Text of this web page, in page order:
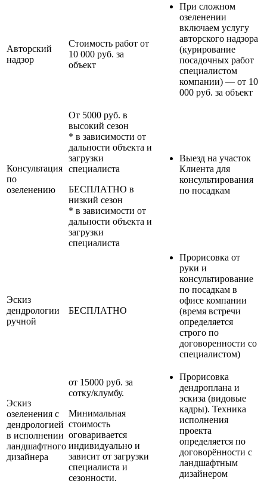
Авторский
надзор
Стоимость работ от
10 000 руб. за
объект
При сложном
озеленении
включаем услугу
авторского надзора
(курирование
посадочных работ
специалистом
компании) — от 10
000 руб. за объект
Консультация
по
озеленению
От 5000 руб. в
высокий сезон
* в зависимости от
дальности объекта и
загрузки
специалиста
БЕСПЛАТНО в
низкий сезон
* в зависимости от
дальности объекта и
загрузки
специалиста
Выезд на участок
Клиента для
консультирования
по посадкам
Эскиз
дендрологии
ручной
БЕСПЛАТНО
Прорисовка от
руки и
консультирование
по посадкам в
офисе компании
(время встречи
определяется
строго по
договоренности со
специалистом)
Эскиз
озеленения с
дендрологией
в исполнении
ландшафтного
дизайнера
от 15000 руб. за
сотку/клумбу.
Минимальная
стоимость
оговаривается
индивидуально и
зависит от загрузки
специалиста и
сезонности.
Прорисовка
дендроплана и
эскиза (видовые
кадры). Техника
исполнения
проекта
определяется по
договорённости с
ландшафтным
дизайнером